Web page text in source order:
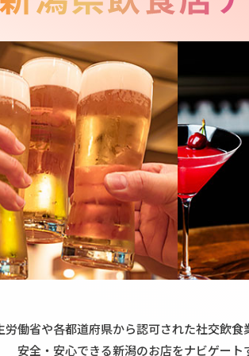
労働省や各都道府県から認可された社交飲食
安全・安心できる新潟のお店をナビゲート